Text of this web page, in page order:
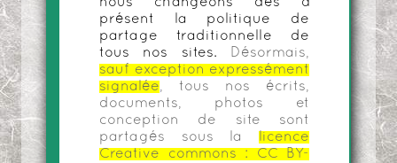
nous changeons dès à
présent la politique de
partage traditionnelle de
tous nos sites.
Désormais,
sauf exception expressément
signalée, tous nos écrits,
documents, photos et
conception de site sont
partagés sous la
licence
Creative commons :
CC BY-